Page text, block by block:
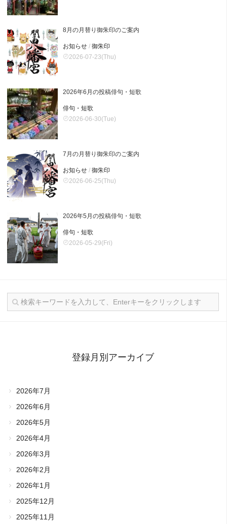
8月の月替り御朱印のご案内
お知らせ / 御朱印
2026-07-23(Thu)
2026年6月の投稿俳句・短歌
俳句・短歌
2026-06-30(Tue)
7月の月替り御朱印のご案内
お知らせ / 御朱印
2026-06-25(Thu)
2026年5月の投稿俳句・短歌
俳句・短歌
2026-05-29(Fri)
登録月別アーカイブ
2026年7月
2026年6月
2026年5月
2026年4月
2026年3月
2026年2月
2026年1月
2025年12月
2025年11月